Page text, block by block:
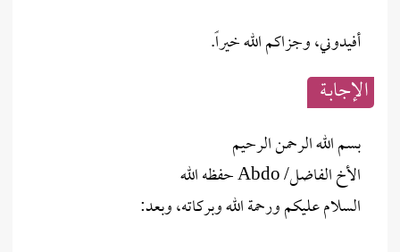
أفيدوني، وجزاكم الله خيراً.
الإجابــة
بسم الله الرحمن الرحيم
الأخ الفاضل/ Abdo حفظه الله
السلام عليكم ورحمة الله وبركاته، وبعد: